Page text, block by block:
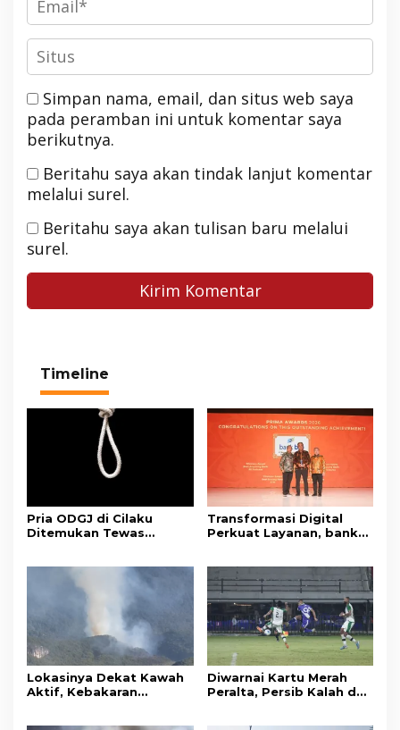
Simpan nama, email, dan situs web saya
pada peramban ini untuk komentar saya
berikutnya.
Beritahu saya akan tindak lanjut komentar
melalui surel.
Beritahu saya akan tulisan baru melalui
surel.
Timeline
Pria ODGJ di Cilaku
Ditemukan Tewas
Transformasi Digital
Perkuat Layanan, bank
Awards 2026
Lokasinya Dekat Kawah
Aktif, Kebakaran
Diwarnai Kartu Merah
Peralta, Persib Kalah dari